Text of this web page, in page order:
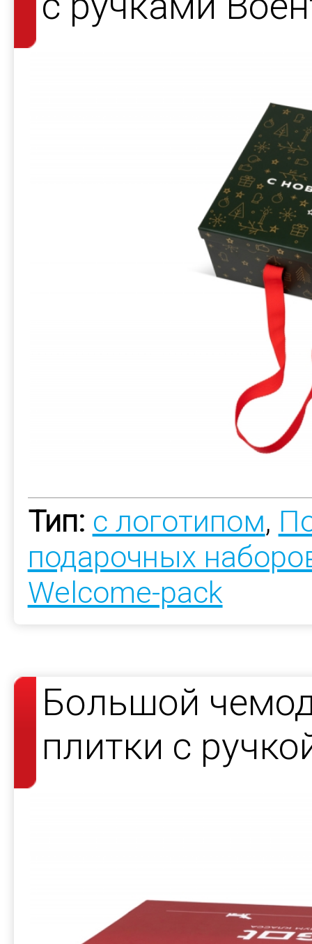
Тип: с логотипом,
подарочных
Welcome-pack
Большой
плитки с